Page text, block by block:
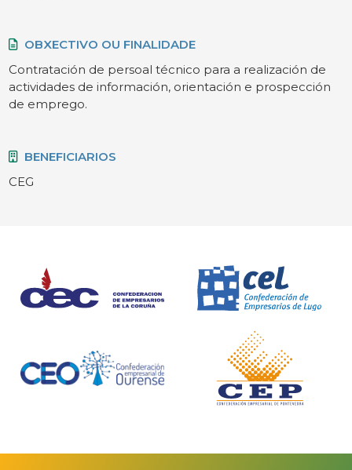
OBXECTIVO OU FINALIDADE
Contratación de persoal técnico para a realización de
actividades de información, orientación e prospección
de emprego.
BENEFICIARIOS
CEG